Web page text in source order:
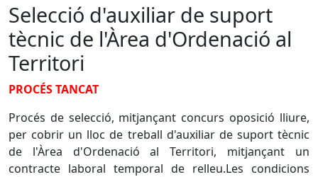
Selecció d'auxiliar de suport
tècnic de l'Àrea d'Ordenació al
Territori
PROCÉS TANCAT
Procés de selecció, mitjançant concurs oposició lliure,
per cobrir un lloc de treball d'auxiliar de suport tècnic
de l'Àrea d'Ordenació al Territori, mitjançant un
contracte laboral temporal de relleu.Les condicions